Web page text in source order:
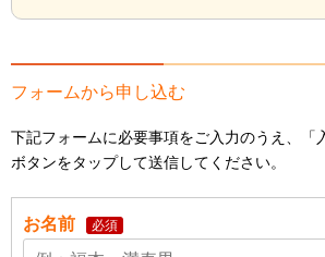
フォームから申し込む
下記フォームに必要事項をご入力のうえ、「
ボタンをタップして送信してください。
お名前 必須